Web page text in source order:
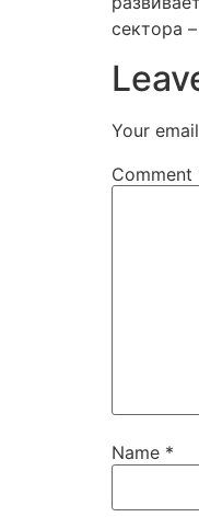
сектора
Your
Comment
Name *